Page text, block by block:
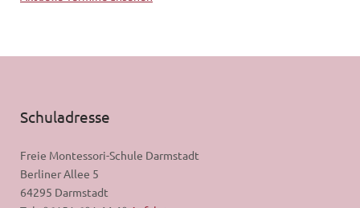
Schuladresse
Freie Montessori-Schule Darmstadt
Berliner Allee 5
64295 Darmstadt